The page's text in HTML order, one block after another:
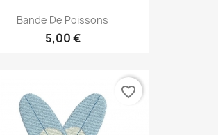
Bande De Poissons
5,00 €
favorite_border